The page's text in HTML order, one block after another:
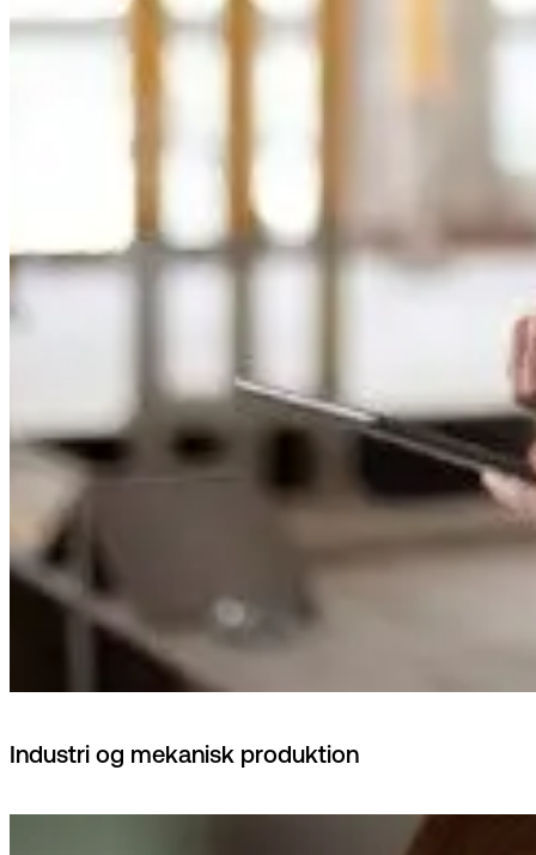
Industri og mekanisk produktion